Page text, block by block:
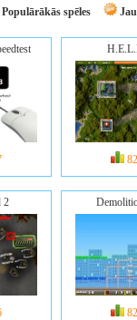
Populārākās spēles
2